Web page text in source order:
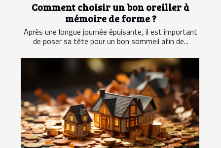
Comment choisir un bon oreiller à
mémoire de forme ?
Après une longue journée épuisante, il est important
de poser sa tête pour un bon sommeil afin de...